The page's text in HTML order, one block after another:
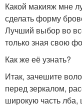
Какой макияж мне
сделать форму
Лучший выбор во
только зная свою
Как же её узнать?
Итак, зачешите
перед зеркалом,
широкую часть лба,